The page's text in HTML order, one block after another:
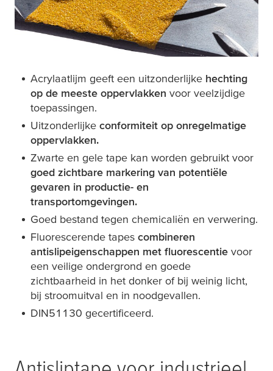
Acrylaatlijm geeft een uitzonderlijke hechting
op de meeste oppervlakken voor veelzijdige
toepassingen.
Uitzonderlijke conformiteit op onregelmatige
oppervlakken.
Zwarte en gele tape kan worden gebruikt voor
goed zichtbare markering van potentiële
gevaren in productie- en
transportomgevingen.
Goed bestand tegen chemicaliën en verwering.
Fluorescerende tapes combineren
antislipeigenschappen met fluorescentie voor
een veilige ondergrond en goede
zichtbaarheid in het donker of bij weinig licht,
bij stroomuitval en in noodgevallen.
DIN51130 gecertificeerd.